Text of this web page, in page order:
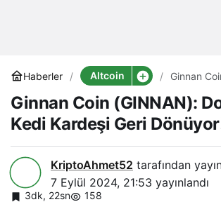
Haberler Altcoin
Ginnan
Geri
Ginnan Coin (GINNAN):
Kedi Kardeşi Geri
KriptoAhmet52 tarafından
7 Eylül 2024, 21:53 yayınlandı
3dk, 22sn 158